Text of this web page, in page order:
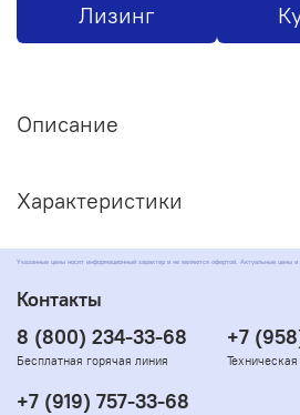
Лизинг
Описание
Характеристики
Указанные цены носят информационный характер и не являются офертой. Актуальные цены
Контакты
8 (800) 234-33-68
Бесплатная горячая линия
+7
+7 (919) 757-33-68